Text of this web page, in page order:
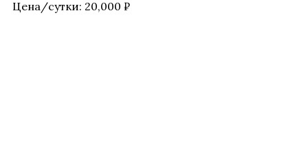
Цена/​сутки: 20,000 ₽